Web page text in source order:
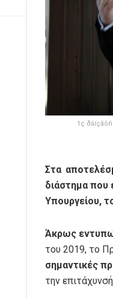
1ç
Στα
διάστημα που
Υπουργείου,
Άκρως
του 2019, το
σημαντικές
την